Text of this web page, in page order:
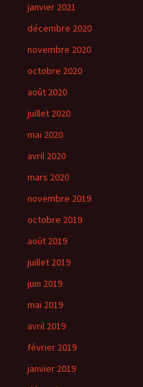
janvier 2021
décembre 2020
novembre 2020
octobre 2020
août 2020
juillet 2020
mai 2020
avril 2020
mars 2020
novembre 2019
octobre 2019
août 2019
juillet 2019
juin 2019
mai 2019
avril 2019
février 2019
janvier 2019